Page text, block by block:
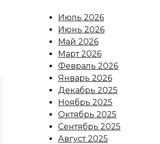
Июль 2026
Июнь 2026
Май 2026
Март 2026
Февраль 2026
Январь 2026
Декабрь 2025
Ноябрь 2025
Октябрь 2025
Сентябрь 2025
Август 2025